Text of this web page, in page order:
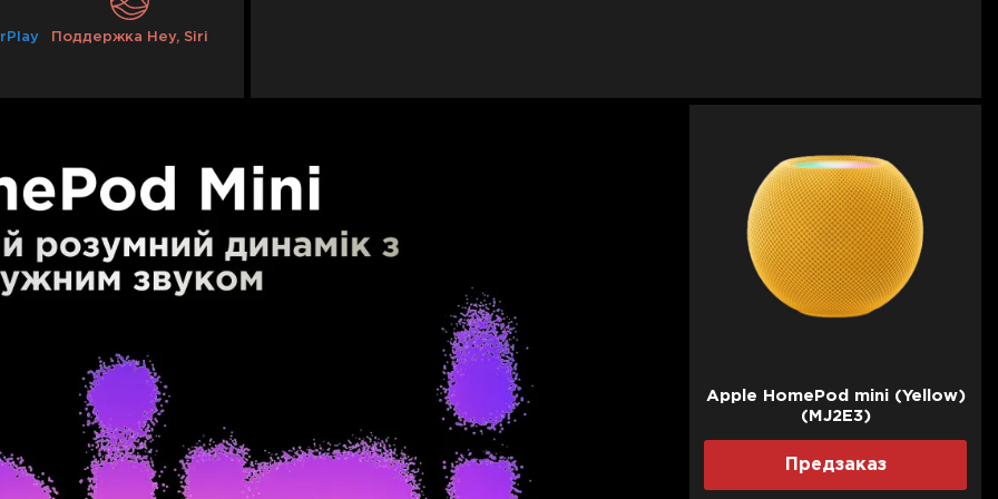
Поддержка Hey, Siri
Apple HomePod mini (Yellow)
(MJ2E3)
Предзаказ